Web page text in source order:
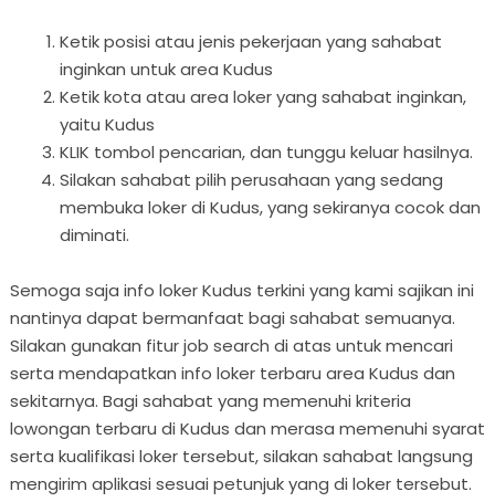
Ketik posisi atau jenis pekerjaan yang sahabat
inginkan untuk area Kudus
Ketik kota atau area loker yang sahabat inginkan,
yaitu Kudus
KLIK tombol pencarian, dan tunggu keluar hasilnya.
Silakan sahabat pilih perusahaan yang sedang
membuka loker di Kudus, yang sekiranya cocok dan
diminati.
Semoga saja info loker Kudus terkini yang kami sajikan ini
nantinya dapat bermanfaat bagi sahabat semuanya.
Silakan gunakan fitur job search di atas untuk mencari
serta mendapatkan info loker terbaru area Kudus dan
sekitarnya. Bagi sahabat yang memenuhi kriteria
lowongan terbaru di Kudus dan merasa memenuhi syarat
serta kualifikasi loker tersebut, silakan sahabat langsung
mengirim aplikasi sesuai petunjuk yang di loker tersebut.